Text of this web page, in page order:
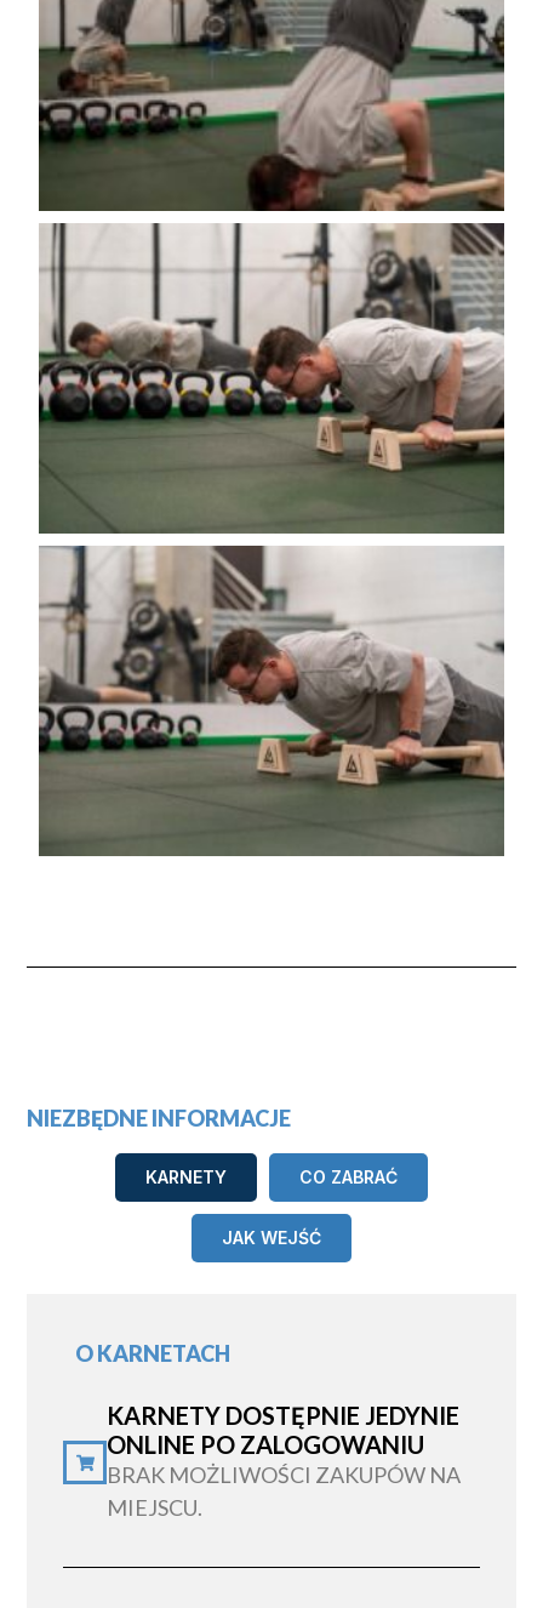
NIEZBĘDNE INFORMACJE
KARNETY CO ZABRAĆ
JAK WEJŚĆ
O KARNETACH
KARNETY DOSTĘPNIE JEDYNIE
ONLINE PO ZALOGOWANIU
BRAK MOŻLIWOŚCI ZAKUPÓW NA
MIEJSCU.